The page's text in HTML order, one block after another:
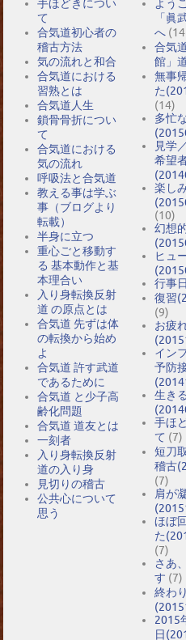
手ほどきについ
て
合気道初心者の
稽古方法
気の流れと和合
合気道における
習熟とは
合気道人生
鎖骨骨折につい
て
合気道における
気の流れ
呼吸法と合気道
教える事は学ぶ
事（ブログより
転載）
半身に立つ
重心ごと移動す
る 基本動作と基
本理合い
入り身転換反射
道 の原点とは
合気道 先ずは体
の転換から始め
よ
合気道 許す武道
であるために
合気道 と少子高
齢化問題
合気道 道友とは
一刻者
入り身転換反射
道の入り身
見切りの稽古
公共心について
思う
よう
「眞
へ
合気
館」
無事
た
(14)
多忙
見学
希望
楽し
(10)
幻想
ヒュ
行事
復習
(9)
お疲
イン
予防
生き
手ほ
て (7)
短刀
稽古
(7)
肩が
ほぼ
た
(7)
さあ
す (7)
終わ
2015
日